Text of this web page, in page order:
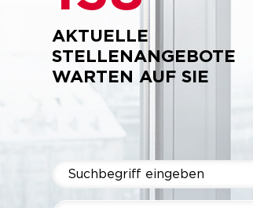
AKTUELLE
STELLENANGEBOTE
WARTEN AUF SIE